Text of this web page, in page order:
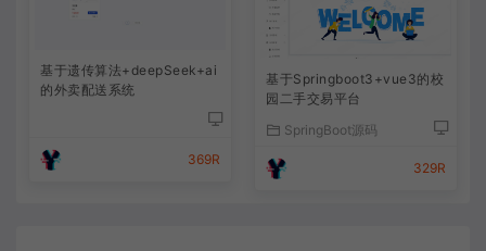
基于遗传算法+deepSeek+ai
的外卖配送系统
369R
基于Springboot3+vue3的校
园二手交易平台
SpringBoot源码
329R